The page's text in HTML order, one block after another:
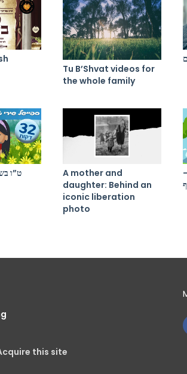
Tu B’Shvat videos for
the whole family
ט”ו
A mother and
daughter: Behind an
iconic liberation
photo
this site